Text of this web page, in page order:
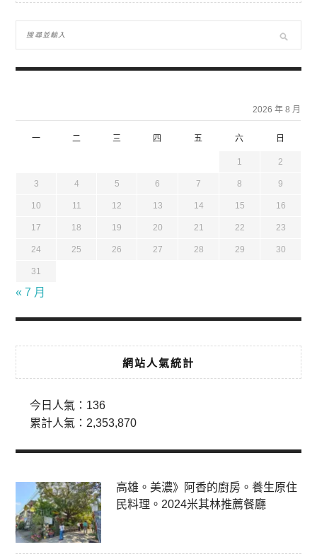
2026 年 8 月
一 二 三 四 五 六 日
1 2
3 4 5 6 7 8 9
10 11 12 13 14 15 16
17 18 19 20 21 22 23
24 25 26 27 28 29 30
31
« 7 月
網站人氣統計
今日人氣： 136
累計人氣： 2,353,870
高雄。美濃》阿香的廚房。養生原住
民料理。2024米其林推薦餐廳